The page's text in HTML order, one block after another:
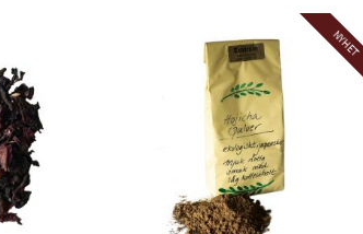
NYHET